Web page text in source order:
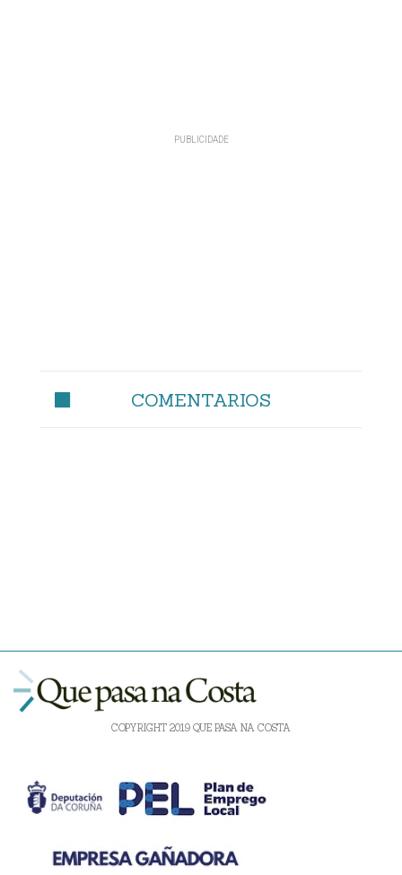
COMENTARIOS
COPYRIGHT 2019 QUE PASA NA COSTA